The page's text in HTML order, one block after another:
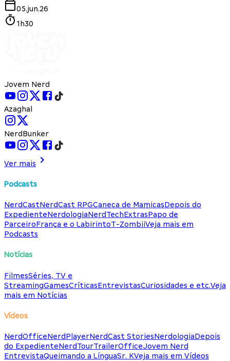
05.jun.26
1h30
Jovem Nerd
Azaghal
NerdBunker
Ver mais
Podcasts
NerdCastNerdCast RPGCaneca de MamicasDepois do
ExpedienteNerdologiaNerdTechExtrasPapo de
ParceiroFrança e o LabirintoT-ZombiiVeja mais em
Podcasts
Notícias
FilmesSéries, TV e
StreamingGamesCríticasEntrevistasCuriosidades e etc.Veja
mais em Notícias
Vídeos
NerdOfficeNerdPlayerNerdCast StoriesNerdologiaDepois
do ExpedienteNerdTourTrailerOfficeJovem Nerd
EntrevistaQueimando a LínguaSr. KVeja mais em Vídeos